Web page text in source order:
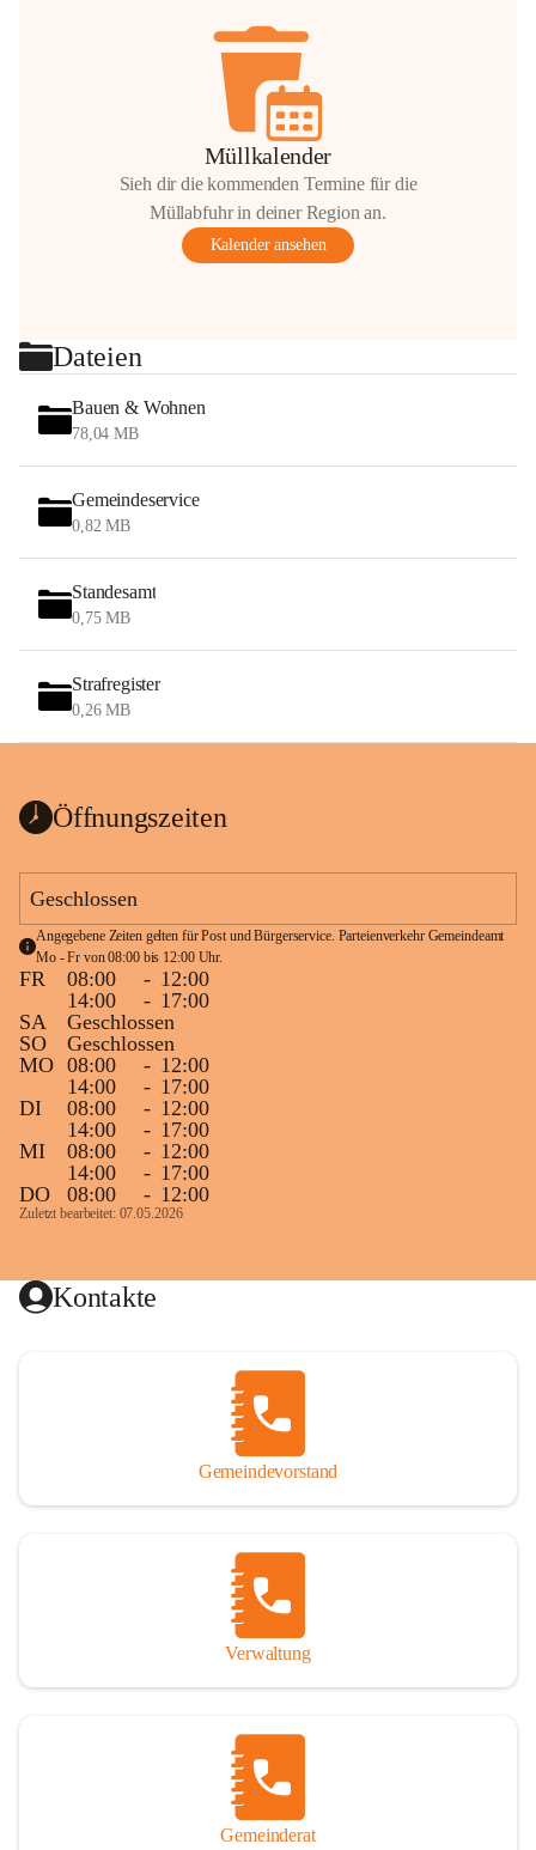
Müllkalender
Sieh dir die kommenden Termine für die
Müllabfuhr in deiner Region an.
Kalender ansehen
Dateien
Bauen & Wohnen
78,04 MB
Gemeindeservice
0,82 MB
Standesamt
0,75 MB
Strafregister
0,26 MB
Öffnungszeiten
Geschlossen
Angegebene Zeiten gelten für Post und Bürgerservice. Parteienverkehr Gemeindeamt
Mo - Fr von 08:00 bis 12:00 Uhr.
FR 08:00 - 12:00
14:00
- 17:00
SA
Geschlossen
SO
Geschlossen
MO 08:00 - 12:00
14:00
- 17:00
DI
08:00 - 12:00
14:00
- 17:00
MI
08:00 - 12:00
14:00
- 17:00
DO
08:00 - 12:00
Zuletzt bearbeitet: 07.05.2026
Kontakte
Gemeindevorstand
Verwaltung
Gemeinderat